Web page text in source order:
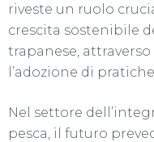
riveste un ruolo
crescita sostenibile
trapanese,
l’adozione di
Nel settore
pesca, il futuro